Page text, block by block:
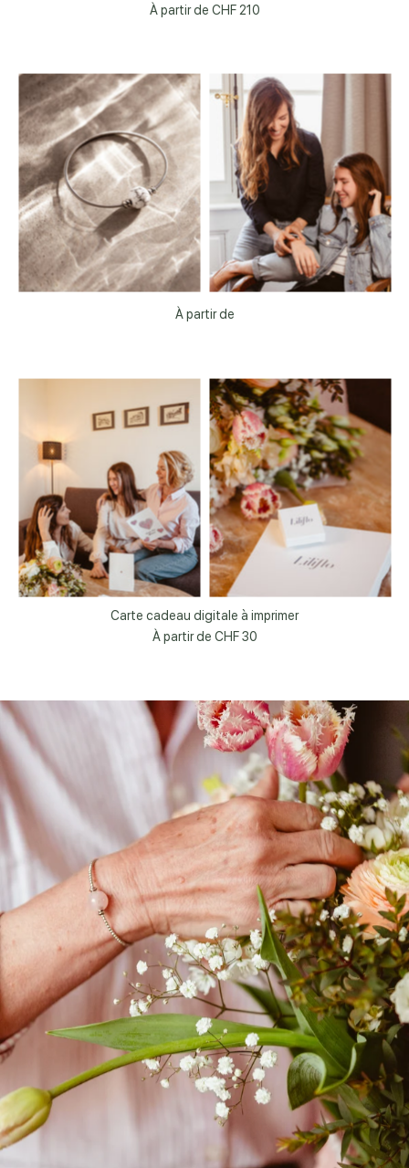
À partir de CHF 210
À partir de
Carte cadeau digitale à imprimer
À partir de CHF 30